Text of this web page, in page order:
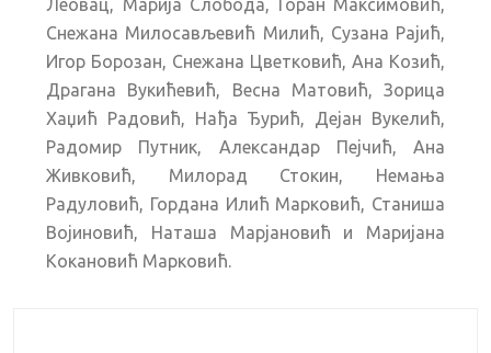
Леовац, Марија Слобода, Горан Максимовић,
Снежана Милосављевић Милић, Сузана Рајић,
Игор Борозан, Снежана Цветковић, Ана Козић,
Драгана Вукићевић, Весна Матовић, Зорица
Хаџић Радовић, Нађа Ђурић, Дејан Вукелић,
Радомир Путник, Александар Пејчић, Ана
Живковић, Милорад Стокин, Немања
Радуловић, Гордана Илић Марковић, Станиша
Војиновић, Наташа Марјановић и Маријана
Кокановић Марковић.